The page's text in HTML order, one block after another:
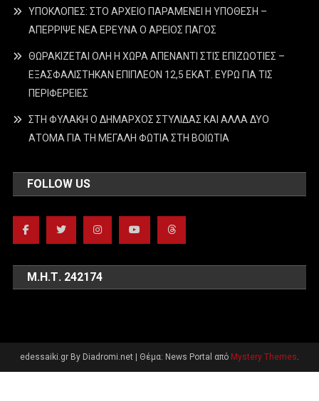
ΥΠΟΚΛΟΠΕΣ: ΣΤΟ ΑΡΧΕΙΟ ΠΑΡΑΜΕΝΕΙ Η ΥΠΟΘΕΣΗ –
ΑΠΕΡΡΙΨΕ ΝΕΑ ΕΡΕΥΝΑ Ο ΑΡΕΙΟΣ ΠΑΓΟΣ
ΘΩΡΑΚΙΖΕΤΑΙ ΟΛΗ Η ΧΩΡΑ ΑΠΕΝΑΝΤΙ ΣΤΙΣ ΕΠΙΖΩΟΤΙΕΣ –
ΕΞΑΣΦΑΛΙΣΤΗΚΑΝ ΕΠΙΠΛΕΟΝ 12,5 ΕΚΑΤ. ΕΥΡΩ ΓΙΑ ΤΙΣ
ΠΕΡΙΦΕΡΕΙΕΣ
ΣΤΗ ΦΥΛΑΚΗ Ο ΔΗΜΑΡΧΟΣ ΣΤΥΛΙΔΑΣ ΚΑΙ ΑΛΛΑ ΔΥΟ
ΑΤΟΜΑ ΓΙΑ ΤΗ ΜΕΓΑΛΗ ΦΩΤΙΑ ΣΤΗ ΒΟΙΩΤΙΑ
FOLLOW US
Μ.Η.Τ. 242174
edessaiki.gr By Diadromi.net Θέμα: News Portal από Mystery Themes.